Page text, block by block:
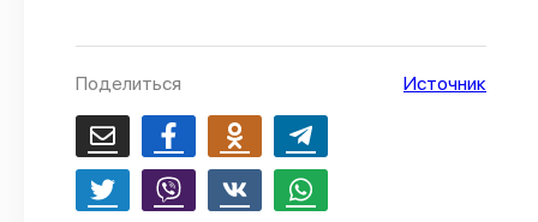
Поделиться Источник